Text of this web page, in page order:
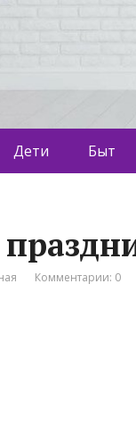
Дети Быт
Комментарии: 0